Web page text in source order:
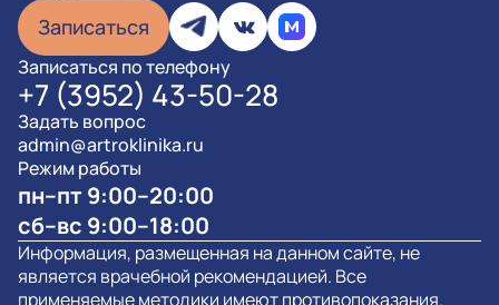
Записаться
Записаться по телефону
+7 (3952) 43-50-28
Задать вопрос
admin@artroklinika.ru
Режим работы
пн–пт 9:00–20:00
сб–вс 9:00–18:00
Информация, размещенная на данном сайте, не
является врачебной рекомендацией. Все
применяемые методики имеют противопоказания.